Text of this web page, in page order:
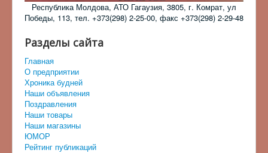
Республика Молдова, АТО Гагаузия, 3805, г. Комрат, ул
Победы, 113, тел. +373(298) 2-25-00, факс +373(298) 2-29-48
Разделы сайта
Главная
О предприятии
Хроника будней
Наши объявления
Поздравления
Наши товары
Наши магазины
ЮМОР
Рейтинг публикаций